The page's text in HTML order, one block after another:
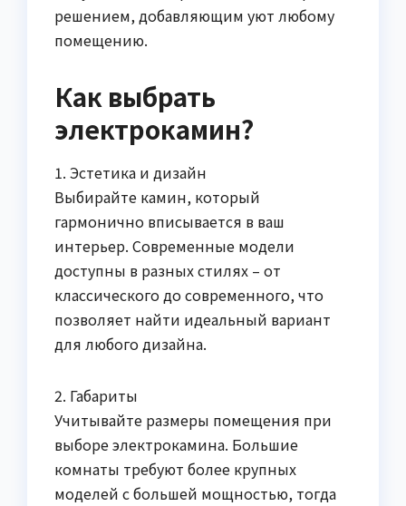
решением, добавляющим уют любому
помещению.
Как выбрать
электрокамин?
1. Эстетика и дизайн
Выбирайте камин, который
гармонично вписывается в ваш
интерьер. Современные модели
доступны в разных стилях – от
классического до современного, что
позволяет найти идеальный вариант
для любого дизайна.
2. Габариты
Учитывайте размеры помещения при
выборе электрокамина. Большие
комнаты требуют более крупных
моделей с большей мощностью, тогда